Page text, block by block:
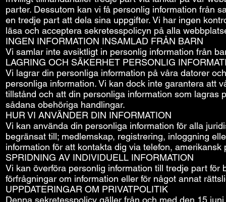
parter. Dessutom kan vi få personlig information från
en tredje part att dela sina uppgifter. Vi har ingen
läsa och acceptera sekretesspolicyn på alla
INGEN INFORMATION INSAMLAD FRÅN BARN
Vi samlar inte avsiktligt in personlig information från
LAGRING OCH SÄKERHET PERSONLIG
Vi lagrar din personliga information på våra datorer
personliga information. Vi kan dock inte garantera att
tillstånd och att din personliga information som lagras
sådana obehöriga handlingar.
HUR VI ANVÄNDER DIN INFORMATION
Vi kan använda din personliga information för alla
begränsat till; medlemskap, registrering, inloggning
information för att kontakta dig via telefon, amerikansk
SPRIDNING AV INDIVIDUELL INFORMATION
Vi kan överföra personlig information till tredje part
förfrågningar om information eller för något annat
UPPDATERINGAR OM PRIVATPOLITIK
Denna sekretesspolicy gäller från och med den 15